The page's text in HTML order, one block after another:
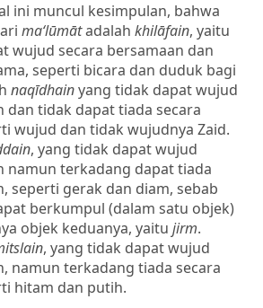
ini muncul kesimpulan, bahwa
ma‘lūmātadalah khilāfain, yaitu
wujud secara bersamaan dan
seperti bicara dan duduk bagi
naqīdhainyang tidak dapat wujud
dan tidak dapat tiada secara
wujud dan tidak wujudnya Zaid.
, yang tidak dapat wujud
namun terkadang dapat tiada
seperti gerak dan diam, sebab
berkumpul (dalam satu objek)
objek keduanya, yaitu jirm.
, yang tidak dapat wujud
namun terkadang tiada secara
hitam dan putih.